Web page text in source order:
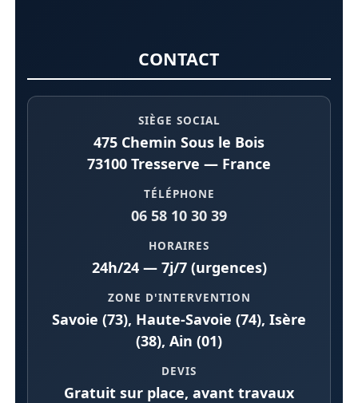
CONTACT
SIÈGE SOCIAL
475 Chemin Sous le Bois
73100 Tresserve — France
TÉLÉPHONE
06 58 10 30 39
HORAIRES
24h/24 — 7j/7 (urgences)
ZONE D'INTERVENTION
Savoie (73), Haute-Savoie (74), Isère
(38), Ain (01)
DEVIS
Gratuit sur place, avant travaux